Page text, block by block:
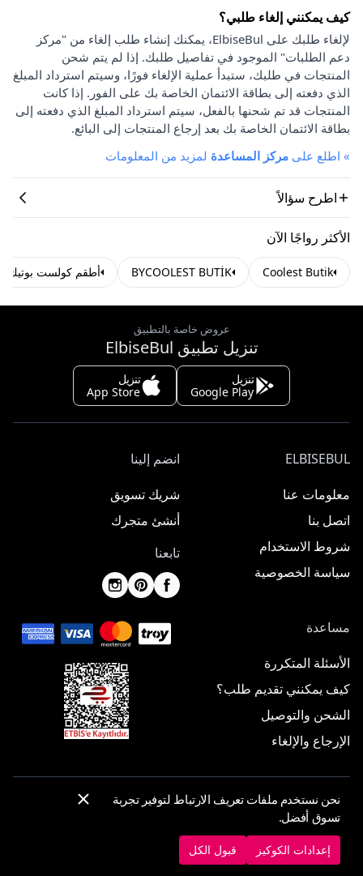
كيف يمكنني إلغاء طلبي؟
لإلغاء طلبك على ElbiseBul، يمكنك إنشاء طلب إلغاء من "مركز
دعم الطلبات" الموجود في تفاصيل طلبك. إذا لم يتم شحن
المنتجات في طلبك، ستبدأ عملية الإلغاء فورًا، وسيتم استرداد المبلغ
الذي دفعته إلى بطاقة الائتمان الخاصة بك على الفور. إذا كانت
المنتجات قد تم شحنها بالفعل، سيتم استرداد المبلغ الذي دفعته إلى
بطاقة الائتمان الخاصة بك بعد إرجاع المنتجات إلى البائع.
» اطلع على مركز المساعدة لمزيد من المعلومات
اطرح سؤالاً
الأكثر رواجًا الآن
Coolest Butik
BYCOOLEST BUTİK أطقم كولست بوتيك
عروض خاصة بالتطبيق
تنزيل تطبيق ElbiseBul
تنزيل
Google Play
تنزيل
App Store
ELBISEBUL
معلومات عنا
اتصل بنا
شروط الاستخدام
سياسة الخصوصية
انضم إلينا
شريك تسويق
أنشئ متجرك
تابعنا
مساعدة
الأسئلة المتكررة
كيف يمكنني تقديم طلب؟
الشحن والتوصيل
الإرجاع والإلغاء
إعدادات الكوكيز
نحن نستخدم ملفات تعريف الارتباط لتوفير تجربة
تسوق أفضل.
إعدادات الكوكيز قبول الكل